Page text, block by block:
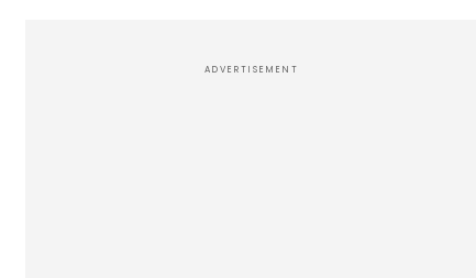
ADVERTISEMENT